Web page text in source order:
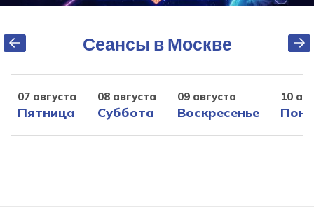
Сеансы в Москве
07 августа
Пятница
08 августа
Суббота
09 августа
Воскресенье
10